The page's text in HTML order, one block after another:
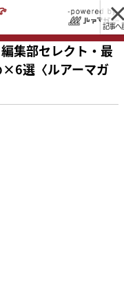
記事へ
集部セレクト・最
×6選〈ルアーマガ